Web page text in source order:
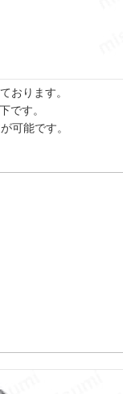
おります。
です。
可能です。